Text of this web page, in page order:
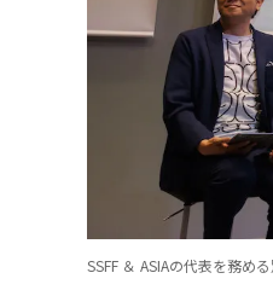
SSFF ＆ ASIAの代表を務め